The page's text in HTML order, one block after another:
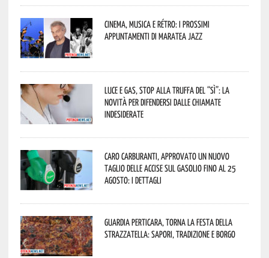
Cinema, musica e rétro: i prossimi
appuntamenti di Maratea Jazz
Luce e gas, stop alla truffa del “Sì”: la
novità per difendersi dalle chiamate
indesiderate
Caro carburanti, approvato un nuovo
taglio delle accise sul gasolio fino al 25
agosto: i dettagli
Guardia Perticara, torna la Festa della
Strazzatella: sapori, tradizione e borgo